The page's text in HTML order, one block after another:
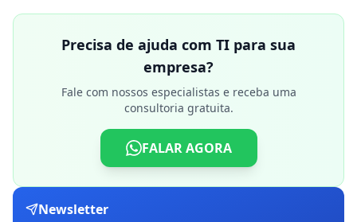
Precisa de ajuda com TI para sua
empresa?
Fale com nossos especialistas e receba uma
consultoria gratuita.
FALAR AGORA
Newsletter